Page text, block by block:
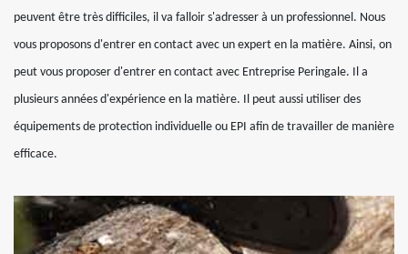
peuvent être très difficiles, il va falloir s'adresser à un professionnel. Nous
vous proposons d'entrer en contact avec un expert en la matière. Ainsi, on
peut vous proposer d'entrer en contact avec Entreprise Peringale. Il a
plusieurs années d'expérience en la matière. Il peut aussi utiliser des
équipements de protection individuelle ou EPI afin de travailler de manière
efficace.